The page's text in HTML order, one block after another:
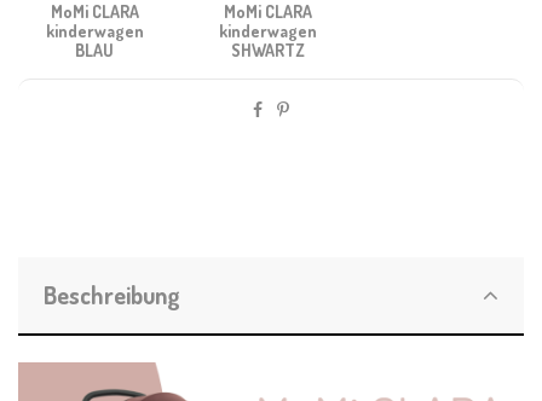
MoMi CLARA
kinderwagen
BLAU
MoMi CLARA
kinderwagen
SHWARTZ
Beschreibung